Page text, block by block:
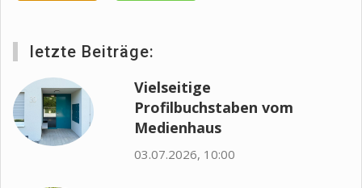
letzte Beiträge:
Vielseitige
Profilbuchstaben vom
Medienhaus
03.07.2026, 10:00